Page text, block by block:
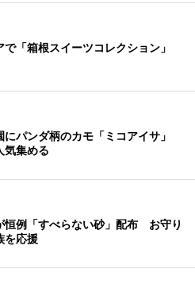
で「箱根スイーツコレクション」
にパンダ柄のカモ「ミコアイサ」
気集める
恒例「すべらない砂」配布 お守り
を応援